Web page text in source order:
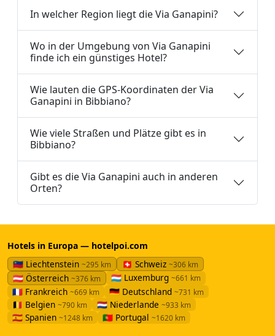
In welcher Region liegt die Via Ganapini?
Wo in der Umgebung von Via Ganapini
finde ich ein günstiges Hotel?
Wie lauten die GPS-Koordinaten der Via
Ganapini in Bibbiano?
Wie viele Straßen und Plätze gibt es in
Bibbiano?
Gibt es die Via Ganapini auch in anderen
Orten?
Hotels in Europa — hotelpoi.com
🇱🇮 Liechtenstein ~295 km 🇨🇭 Schweiz ~306 km
🇦🇹 Österreich ~376 km 🇱🇺 Luxemburg ~661 km
🇫🇷 Frankreich ~669 km 🇩🇪 Deutschland ~731 km
🇧🇪 Belgien ~790 km 🇳🇱 Niederlande ~933 km
🇪🇸 Spanien ~1248 km 🇵🇹 Portugal ~1620 km